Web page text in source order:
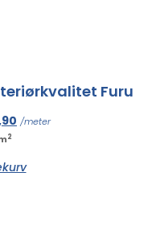
Furu
/meter
2